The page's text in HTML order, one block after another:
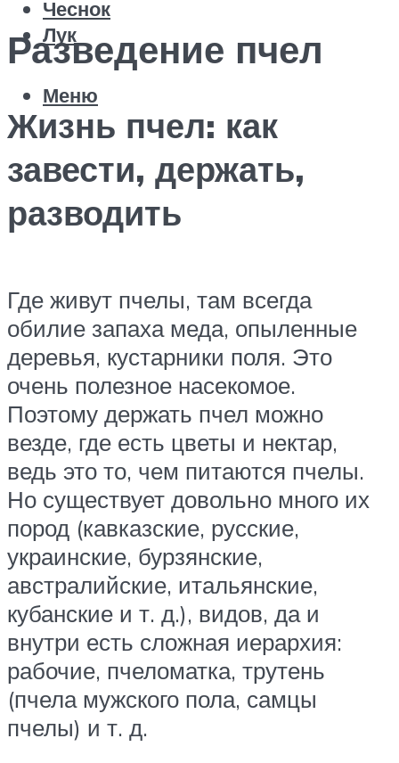
Чеснок
Лук
Меню
Разведение пчел
Жизнь пчел: как
завести, держать,
разводить
Где живут пчелы, там всегда
обилие запаха меда, опыленные
деревья, кустарники поля. Это
очень полезное насекомое.
Поэтому держать пчел можно
везде, где есть цветы и нектар,
ведь это то, чем питаются пчелы.
Но существует довольно много их
пород (кавказские, русские,
украинские, бурзянские,
австралийские, итальянские,
кубанские и т. д.), видов, да и
внутри есть сложная иерархия:
рабочие, пчеломатка, трутень
(пчела мужского пола, самцы
пчелы) и т. д.